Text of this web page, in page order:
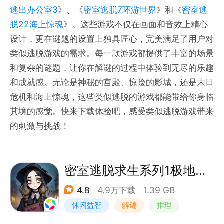
逃出办公室3》、《密室逃脱7环游世界》和《密室逃
脱22海上惊魂》。这些游戏不仅在画面和音效上精心
设计，更在谜题的设置上独具匠心，完美满足了用户对
类似逃脱游戏的需求。每一款游戏都提供了丰富的场景
和复杂的谜题，让你在解谜的过程中体验到无尽的乐趣
和成就感。无论是神秘的宫殿、惊险的影城，还是末日
危机和海上惊魂，这些类似逃脱的游戏都能带给你身临
其境的感觉。快来下载体验吧，感受类似逃脱游戏带来
的刺激与挑战！
密室逃脱求生系列1极地冒险
4.8 4.9万下载 1.39 GB
休闲益智 解谜 推理